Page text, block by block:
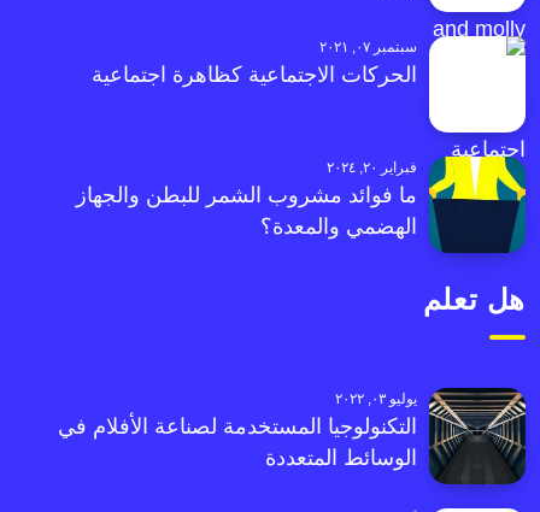
سبتمبر ٠٧, ٢٠٢١
الحركات الاجتماعية كظاهرة اجتماعية
فبراير ٢٠, ٢٠٢٤
ما فوائد مشروب الشمر للبطن والجهاز
الهضمي والمعدة؟
هل تعلم
يوليو ٠٣, ٢٠٢٢
التكنولوجيا المستخدمة لصناعة الأفلام في
الوسائط المتعددة